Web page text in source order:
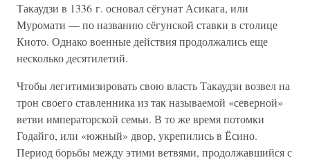
Такаудзи в 1336 г. основал сёгунат Асикага, или
Муромати — по названию сёгунской ставки в столице
Киото. Однако военные действия продолжались еще
несколько десятилетий.
Чтобы легитимизировать свою власть Такаудзи возвел на
трон своего ставленника из так называемой «северной»
ветви императорской семьи. В то же время потомки
Годайго, или «южный» двор, укрепились в Ёсино.
Период борьбы между этими ветвями, продолжавшийся с